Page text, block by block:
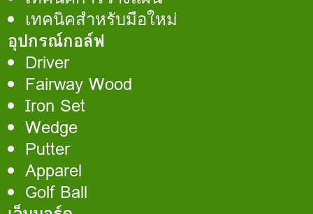
เทคนิคสำหรับมือใหม่
อุปกรณ์กอล์ฟ
Driver
Fairway Wood
Iron Set
Wedge
Putter
Apparel
Golf Ball